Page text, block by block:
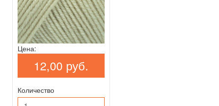
Цена:
12,00 руб.
Количество